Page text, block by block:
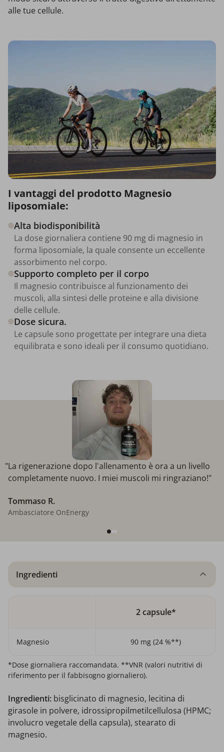
alle tue cellule.
I vantaggi del prodotto Magnesio
liposomiale:
Alta biodisponibilità
La dose giornaliera contiene 90 mg di magnesio in
forma liposomiale, la quale consente un eccellente
assorbimento nel corpo.
Supporto completo per il corpo
Il magnesio contribuisce al funzionamento dei
muscoli, alla sintesi delle proteine e alla divisione
delle cellule.
Dose sicura.
Le capsule sono progettate per integrare una dieta
equilibrata e sono ideali per il consumo quotidiano.
"La rigenerazione dopo l'allenamento è ora a un livello
completamente nuovo. I miei muscoli mi ringraziano!"
Tommaso R.
Ambasciatore OnEnergy
Ingredienti
2 capsule*
Magnesio 90 mg (24 %**)
*Dose giornaliera raccomandata. **VNR (valori nutritivi di
riferimento per il fabbisogno giornaliero).
Ingredienti: bisglicinato di magnesio, lecitina di
girasole in polvere, idrossipropilmetilcellulosa (HPMC;
involucro vegetale della capsula), stearato di
magnesio.